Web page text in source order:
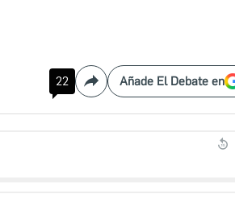
22 CompartirAñade El Debate en